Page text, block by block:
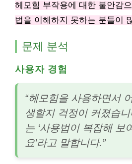
헤모힘 부작용에 대한 불안감
법을 이해하지 못하는 분들이
문제 분석
사용자 경험
“헤모힘을 사용하면서
생할지 걱정이 커졌습
는 ‘사용법이 복잡해 보
요’라고 말합니다.”